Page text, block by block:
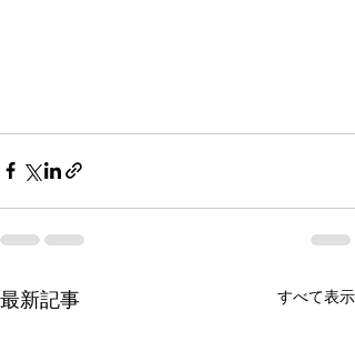
最新記事 すべて表示